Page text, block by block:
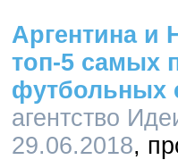
Аргентина и
топ-5 самых
футбольных
агентство
29.06.2018